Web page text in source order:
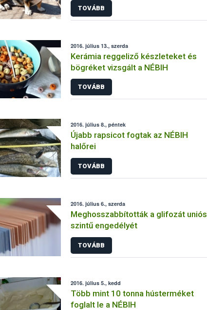
segítséget
TOVÁBB
2016. július 13., szerda
Kerámia reggeliző készleteket és
bögréket vizsgált a NÉBIH
TOVÁBB
2016. július 8., péntek
Újabb rapsicot fogtak az NÉBIH
halőrei
TOVÁBB
2016. július 6., szerda
Meghosszabbították a glifozát uniós
szintű engedélyét
TOVÁBB
2016. július 5., kedd
Több mint 10 tonna hústerméket
foglalt le a NÉBIH